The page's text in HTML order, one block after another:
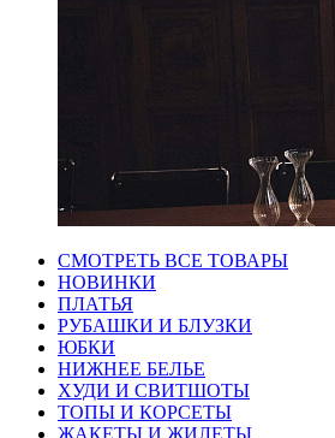
СМОТРЕТЬ ВСЕ ТОВАРЫ
НОВИНКИ
ПЛАТЬЯ
РУБАШКИ И БЛУЗКИ
ЮБКИ
НИЖНЕЕ БЕЛЬЕ
ХУДИ И СВИТШОТЫ
ТОПЫ И КОРСЕТЫ
ЖАКЕТЫ И ЖИЛЕТЫ